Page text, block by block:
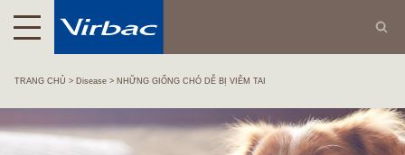
TRANG CHỦ Disease NHỮNG GIỐNG CHÓ DỄ BỊ VIÊM TAI